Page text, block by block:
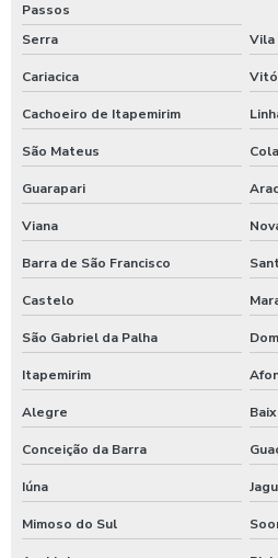
Válvula de retenção 150mm
Válvula de retenção 150mm ferro fundido
Válvula de retenção 4 polegadas
Válvula de retenção 400mm
Válvula de retenção 5 polegadas
Válvula de retenção 6
Válvula de retenção para água
Válvula de retenção para água quente
Válvula de retenção para bomba
Válvula de retenção para caixa d água
Válvula de retenção para caixa d água
Passos
Serra
Vila
Cariacica
Cachoeiro de Itapemirim
São Mateus
Guarapari
Viana
Barra de São Francisco
Castelo
São Gabriel da Palha
Itapemirim
Alegre
Conceição da Barra
Iúna
Mimoso do Sul